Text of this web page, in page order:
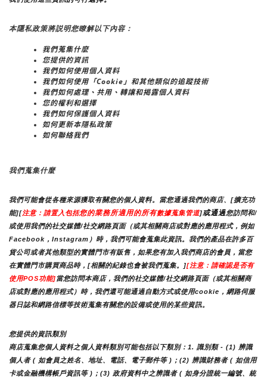
本隱私政策將説明您瞭解以下內容：
我們蒐集什麼
您提供的資訊
我們如何使用個人資料
我們如何使用「Cookie」和其他類似的追蹤技術
我們如何處理、共用、轉讓和揭露個人資料
您的權利和選擇
我們如何保護個人資料
如何更新本隱私政策
如何聯絡我們
我們蒐集什麼
我們可能會從各種來源獲取有關您的個人資料。當您通過我們的商店、[擴充功
能][注意：請置入包括您的業務所適用的所有數據蒐集管道]或通過您訪問和/
或使用我們的社交媒體/社交網路頁面（或其相關商店或對應的應用程式，例如
Facebook，Instagram）時，我們可能會蒐集此資訊。我們的產品在許多百
貨公司或者其他類型的實體門市有販售，如果您有加入我們商店的會員，當您
在實體門市購買商品時，[相關的紀錄也會被我們蒐集。][注意：請確認是否有
使用POS功能]當您訪問本商店，我們的社交媒體/社交網路頁面（或其相關商
店或對應的應用程式）時，我們還可能通過自動方式或使用cookie，網路伺服
器日誌和網路信標等技術蒐集有關您的設備或使用的某些資訊。
您提供的資訊類別
商店蒐集您個人資料之個人資料類別可能包括以下類別：1. 識別類 - (1) 辨識
個人者 ( 如會員之姓名、地址、電話、電子郵件等 )；(2) 辨識財務者 ( 如信用
卡或金融機構帳戶資訊等 )；(3) 政府資料中之辨識者 ( 如身分證統一編號、統